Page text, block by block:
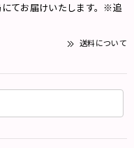
てお届けいたします。※追
送料について